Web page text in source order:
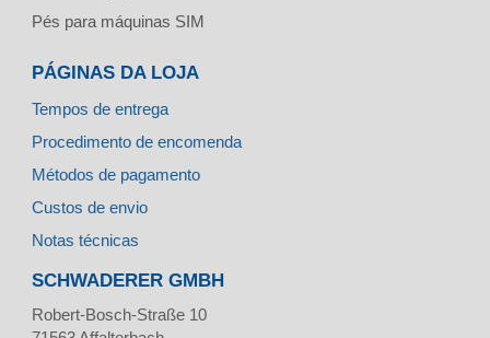
Pés para máquinas SIM
PÁGINAS DA LOJA
Tempos de entrega
Procedimento de encomenda
Métodos de pagamento
Custos de envio
Notas técnicas
SCHWADERER GMBH
Robert-Bosch-Straße 10